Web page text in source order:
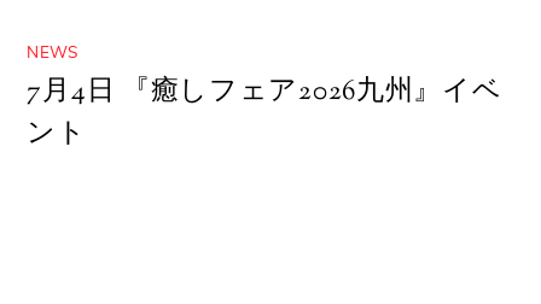
NEWS
7月4日 『癒しフェア2026九州』イベ
ント